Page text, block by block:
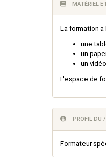
MATÉRIEL
La formation
une
un
un
L'espace de
PROFIL DU
Formateur